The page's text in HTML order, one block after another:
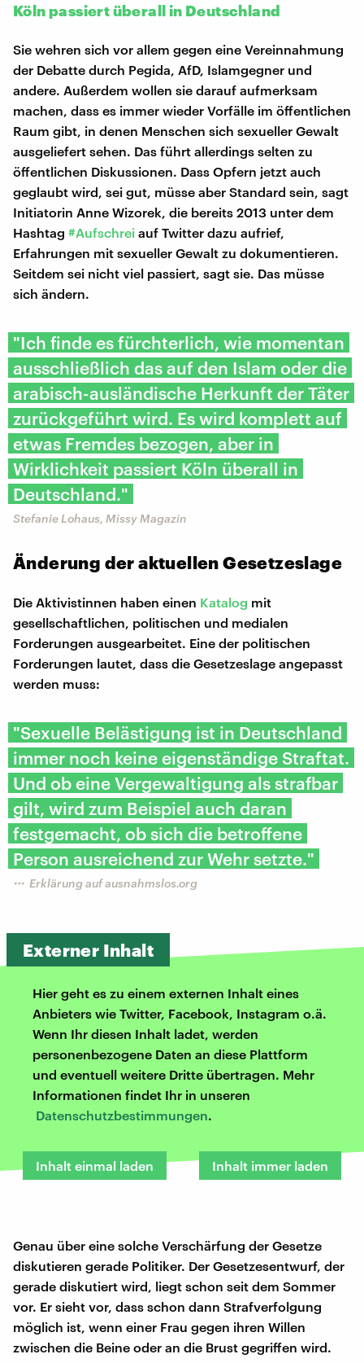
Köln passiert überall in Deutschland
Sie wehren sich vor allem gegen eine Vereinnahmung
der Debatte durch Pegida, AfD, Islamgegner und
andere. Außerdem wollen sie darauf aufmerksam
machen, dass es immer wieder Vorfälle im öffentlichen
Raum gibt, in denen Menschen sich sexueller Gewalt
ausgeliefert sehen. Das führt allerdings selten zu
öffentlichen Diskussionen. Dass Opfern jetzt auch
geglaubt wird, sei gut, müsse aber Standard sein, sagt
Initiatorin Anne Wizorek, die bereits 2013 unter dem
Hashtag #Aufschrei auf Twitter dazu aufrief,
Erfahrungen mit sexueller Gewalt zu dokumentieren.
Seitdem sei nicht viel passiert, sagt sie. Das müsse
sich ändern.
"Ich finde es fürchterlich, wie momentan
ausschließlich das auf den Islam oder die
arabisch-ausländische Herkunft der Täter
zurückgeführt wird. Es wird komplett auf
etwas Fremdes bezogen, aber in
Wirklichkeit passiert Köln überall in
Deutschland."
Stefanie Lohaus, Missy Magazin
Änderung der aktuellen Gesetzeslage
Die Aktivistinnen haben einen Katalog mit
gesellschaftlichen, politischen und medialen
Forderungen ausgearbeitet. Eine der politischen
Forderungen lautet, dass die Gesetzeslage angepasst
werden muss:
"Sexuelle Belästigung ist in Deutschland
immer noch keine eigenständige Straftat.
Und ob eine Vergewaltigung als strafbar
gilt, wird zum Beispiel auch daran
festgemacht, ob sich die betroffene
Person ausreichend zur Wehr setzte."
Erklärung auf ausnahmslos.org
Externer Inhalt
Hier geht es zu einem externen Inhalt eines
Anbieters wie Twitter, Facebook, Instagram o.ä.
Wenn Ihr diesen Inhalt ladet, werden
personenbezogene Daten an diese Plattform
und eventuell weitere Dritte übertragen. Mehr
Informationen findet Ihr in unseren
Datenschutzbestimmungen.
Inhalt einmal laden Inhalt immer laden
Genau über eine solche Verschärfung der Gesetze
diskutieren gerade Politiker. Der Gesetzesentwurf, der
gerade diskutiert wird, liegt schon seit dem Sommer
vor. Er sieht vor, dass schon dann Strafverfolgung
möglich ist, wenn einer Frau gegen ihren Willen
zwischen die Beine oder an die Brust gegriffen wird.